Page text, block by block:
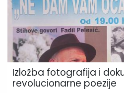
Izložba fotografija i
revolucionarne poezije